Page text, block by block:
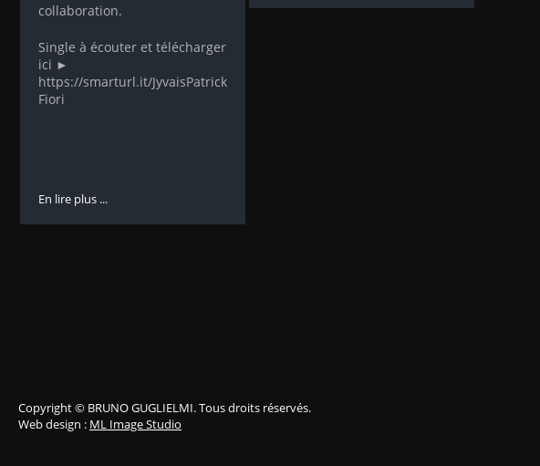
collaboration.
Single à écouter et télécharger
ici ►
https://smarturl.it/JyvaisPatrick
Fiori
En lire plus ...
Copyright © BRUNO GUGLIELMI. Tous droits réservés.
Web design : ML Image Studio